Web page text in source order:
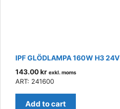
IPF GLÖDLAMPA 160W H3 24V
143.00kr exkl. moms
ART: 241600
Add to cart